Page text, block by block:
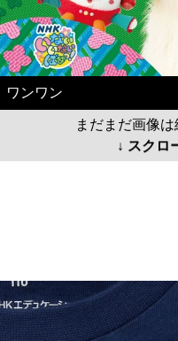
ワンワン
まだまだ画像は
↓ スクロ